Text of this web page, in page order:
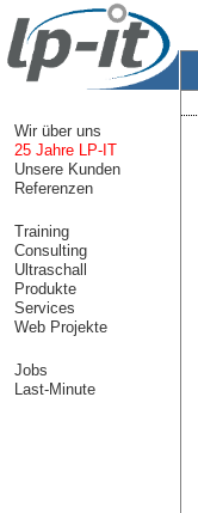
Wir über uns
25 Jahre LP-IT
Unsere Kunden
Referenzen
Training
Consulting
Ultraschall
Produkte
Services
Web Projekte
Jobs
Last-Minute